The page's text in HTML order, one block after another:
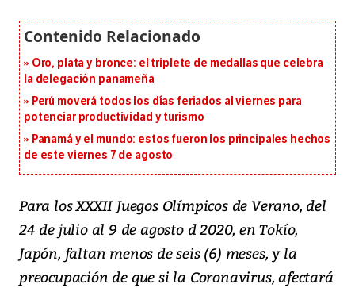
Oro, plata y bronce: el triplete de medallas que celebra
la delegación panameña
Perú moverá todos los días feriados al viernes para
potenciar productividad y turismo
Panamá y el mundo: estos fueron los principales hechos
de este viernes 7 de agosto
Para los XXXII Juegos Olímpicos de Verano, del
24 de julio al 9 de agosto d 2020, en Tokío,
Japón, faltan menos de seis (6) meses, y la
preocupación de que si la Coronavirus, afectará